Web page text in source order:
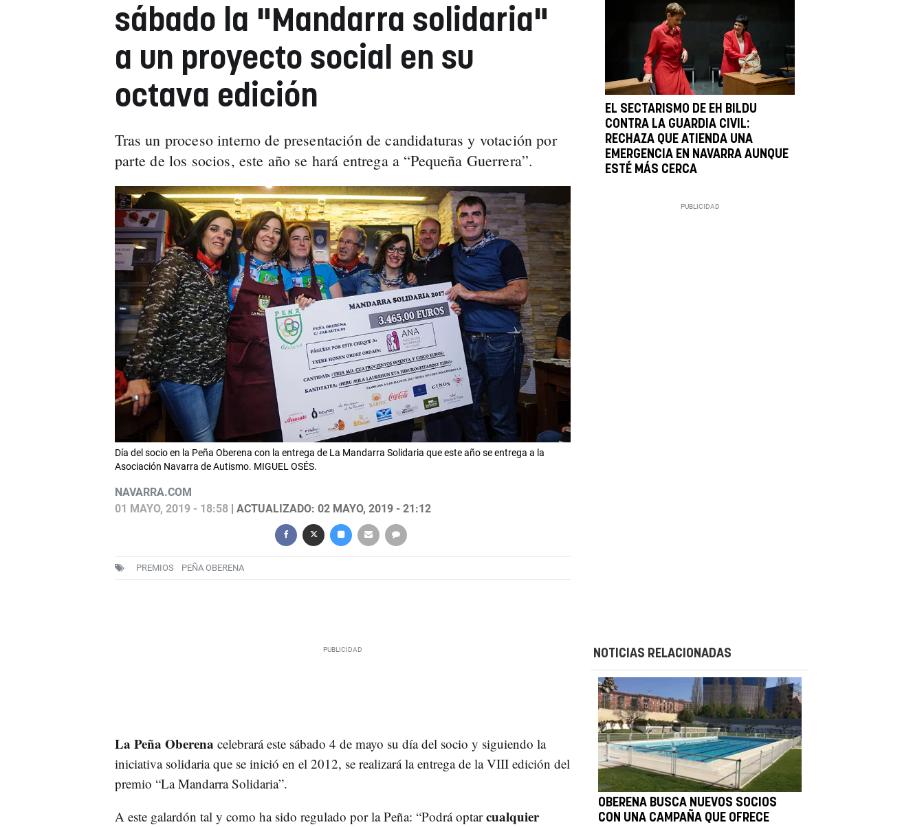
sábado la "Mandarra solidaria"
a un proyecto social en su
octava edición
Tras un proceso interno de presentación de candidaturas y votación por
parte de los socios, este año se hará entrega a “Pequeña Guerrera”.
Día del socio en la Peña Oberena con la entrega de La Mandarra Solidaria que este año se entrega a la
Asociación Navarra de Autismo. MIGUEL OSÉS.
NAVARRA.COM
01 MAYO, 2019 - 18:58| ACTUALIZADO: 02 MAYO, 2019 - 21:12
PREMIOS PEÑA OBERENA
EL SECTARISMO DE EH BILDU
CONTRA LA GUARDIA CIVIL:
RECHAZA QUE ATIENDA UNA
EMERGENCIA EN NAVARRA AUNQUE
ESTÉ MÁS CERCA
La Peña Oberena celebrará este sábado 4 de mayo su día del socio y siguiendo la
iniciativa solidaria que se inició en el 2012, se realizará la entrega de la VIII edición del
premio “La Mandarra Solidaria”.
A este galardón tal y como ha sido regulado por la Peña: “Podrá optarcualquier
NOTICIAS RELACIONADAS
OBERENA BUSCA NUEVOS SOCIOS
CON UNA CAMPAÑA QUE OFRECE